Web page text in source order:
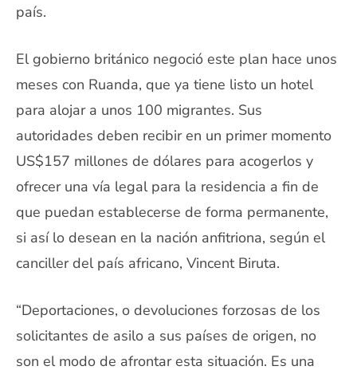
país.
El gobierno británico negoció este plan hace unos
meses con Ruanda, que ya tiene listo un hotel
para alojar a unos 100 migrantes. Sus
autoridades deben recibir en un primer momento
US$157 millones de dólares para acogerlos y
ofrecer una vía legal para la residencia a fin de
que puedan establecerse de forma permanente,
si así lo desean en la nación anfitriona, según el
canciller del país africano, Vincent Biruta.
“Deportaciones, o devoluciones forzosas de los
solicitantes de asilo a sus países de origen, no
son el modo de afrontar esta situación. Es una